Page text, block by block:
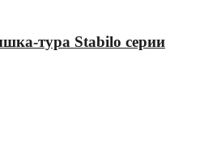
тура Stabilo серии